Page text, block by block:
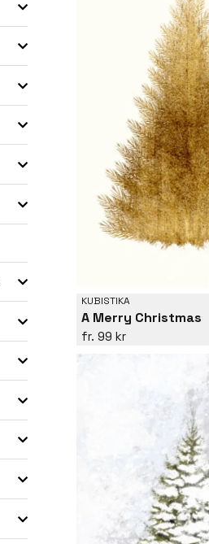
KUBISTIKA
A Merry Christmas
99 kr